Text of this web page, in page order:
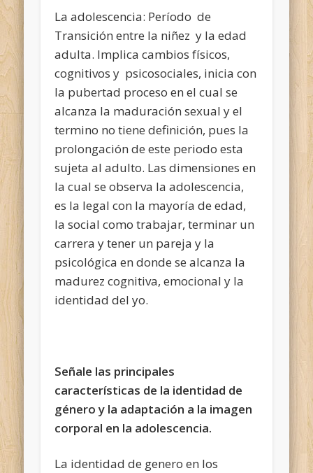
La adolescencia: Período de
Transición entre la niñez y la edad
adulta. Implica cambios físicos,
cognitivos y psicosociales, inicia con
la pubertad proceso en el cual se
alcanza la maduración sexual y el
termino no tiene definición, pues la
prolongación de este periodo esta
sujeta al adulto. Las dimensiones en
la cual se observa la adolescencia,
es la legal con la mayoría de edad,
la social como trabajar, terminar un
carrera y tener un pareja y la
psicológica en donde se alcanza la
madurez cognitiva, emocional y la
identidad del yo.
Señale las principales
características de la identidad de
género y la adaptación a la imagen
corporal en la adolescencia.
La identidad de genero en los